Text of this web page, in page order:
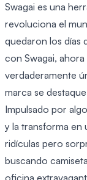
Swagai es una
revoluciona el
quedaron los días
con Swagai,
verdaderamente
marca se
Impulsado por
y la transforma en
ridículas pero
buscando